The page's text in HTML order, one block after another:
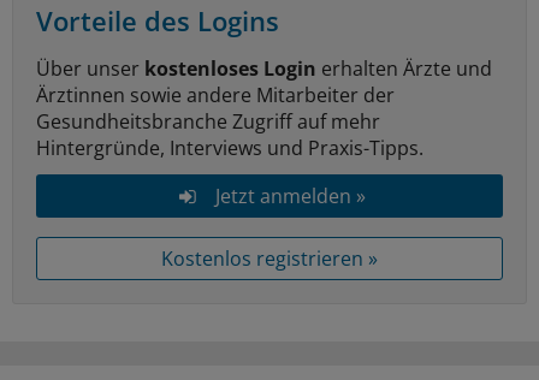
Vorteile des Logins
Über unser kostenloses Login erhalten Ärzte und
Ärztinnen sowie andere Mitarbeiter der
Gesundheitsbranche Zugriff auf mehr
Hintergründe, Interviews und Praxis-Tipps.
Jetzt anmelden »
Kostenlos registrieren »